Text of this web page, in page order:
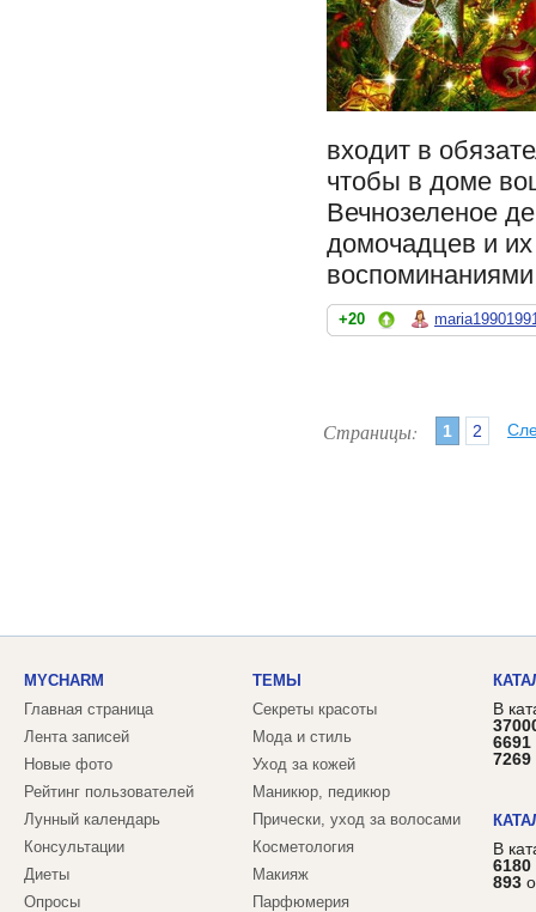
входит в
чтобы в доме
Вечнозеленое
домочадцев и
+20
Страницы: 1 2
MYCHARM
Главная страница
Лента записей
Новые фото
Рейтинг пользователей
Лунный календарь
Консультации
Диеты
Опросы
ТЕМЫ
Секреты красоты
Мода и стиль
Уход за кожей
Маникюр, педикюр
Прически, уход за волосами
Косметология
Макияж
Парфюмерия
В
6691
7269
В
6180
893